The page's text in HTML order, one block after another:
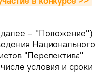
– "Положение")
Национального
"Перспектива"
условия и сроки